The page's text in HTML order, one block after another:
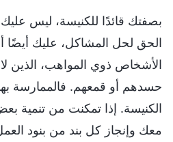
بصفتك قائدًا للكنيسة، ليس
الحق لحل المشاكل، عليك أيضًا
الأشخاص ذوي المواهب، الذين
حسدهم أو قمعهم. فالممارسة
الكنيسة. إذا تمكنت من تنمية
معك وإنجاز كل بند من بنود